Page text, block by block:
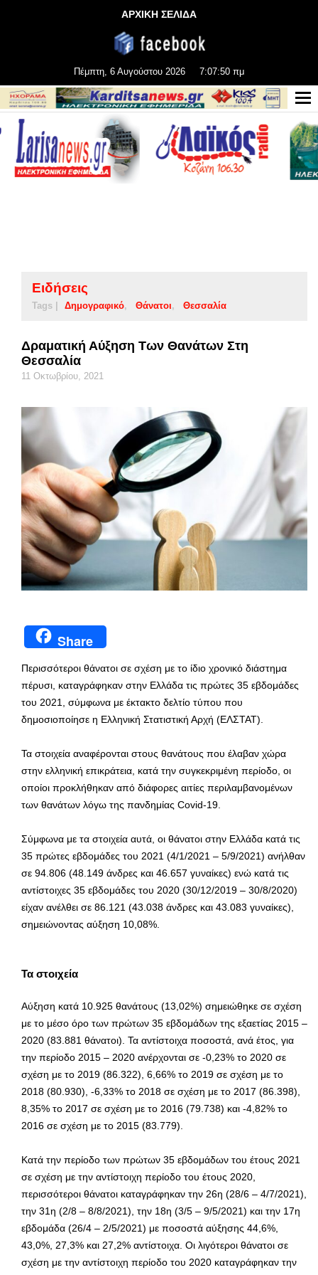
ΑΡΧΙΚΗ ΣΕΛΙΔΑ
Πέμπτη, 6 Αυγούστου 2026 7:07:51 πμ
Ειδήσεις
Tags | Δημογραφικό Θάνατοι Θεσσαλία
Δραματική Αύξηση Των Θανάτων Στη
Θεσσαλία
11 Οκτωβρίου, 2021
Share
Περισσότεροι θάνατοι σε σχέση με το ίδιο χρονικό διάστημα
πέρυσι, καταγράφηκαν στην Ελλάδα τις πρώτες 35 εβδομάδες
του 2021, σύμφωνα με έκτακτο δελτίο τύπου που
δημοσιοποίησε η Ελληνική Στατιστική Αρχή (ΕΛΣΤΑΤ).
Τα στοιχεία αναφέρονται στους θανάτους που έλαβαν χώρα
στην ελληνική επικράτεια, κατά την συγκεκριμένη περίοδο, οι
οποίοι προκλήθηκαν από διάφορες αιτίες περιλαμβανομένων
των θανάτων λόγω της πανδημίας Covid-19.
Σύμφωνα με τα στοιχεία αυτά, οι θάνατοι στην Ελλάδα κατά τις
35 πρώτες εβδομάδες του 2021 (4/1/2021 – 5/9/2021) ανήλθαν
σε 94.806 (48.149 άνδρες και 46.657 γυναίκες) ενώ κατά τις
αντίστοιχες 35 εβδομάδες του 2020 (30/12/2019 – 30/8/2020)
είχαν ανέλθει σε 86.121 (43.038 άνδρες και 43.083 γυναίκες),
σημειώνοντας αύξηση 10,08%.
Τα στοιχεία
Αύξηση κατά 10.925 θανάτους (13,02%) σημειώθηκε σε σχέση
με το μέσο όρο των πρώτων 35 εβδομάδων της εξαετίας 2015 –
2020 (83.881 θάνατοι). Τα αντίστοιχα ποσοστά, ανά έτος, για
την περίοδο 2015 – 2020 ανέρχονται σε -0,23% το 2020 σε
σχέση με το 2019 (86.322), 6,66% το 2019 σε σχέση με το
2018 (80.930), -6,33% το 2018 σε σχέση με το 2017 (86.398),
8,35% το 2017 σε σχέση με το 2016 (79.738) και -4,82% το
2016 σε σχέση με το 2015 (83.779).
Κατά την περίοδο των πρώτων 35 εβδομάδων του έτους 2021
σε σχέση με την αντίστοιχη περίοδο του έτους 2020,
περισσότεροι θάνατοι καταγράφηκαν την 26η (28/6 – 4/7/2021),
την 31η (2/8 – 8/8/2021), την 18η (3/5 – 9/5/2021) και την 17η
εβδομάδα (26/4 – 2/5/2021) με ποσοστά αύξησης 44,6%,
43,0%, 27,3% και 27,2% αντίστοιχα. Οι λιγότεροι θάνατοι σε
σχέση με την αντίστοιχη περίοδο του 2020 καταγράφηκαν την